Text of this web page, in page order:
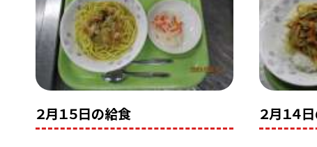
２月１５日の給食 ２月１４